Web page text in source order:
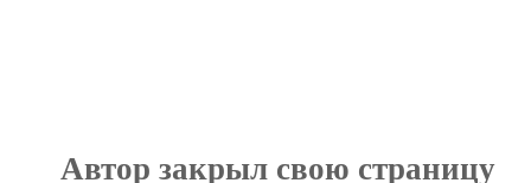
Автор закрыл свою страницу